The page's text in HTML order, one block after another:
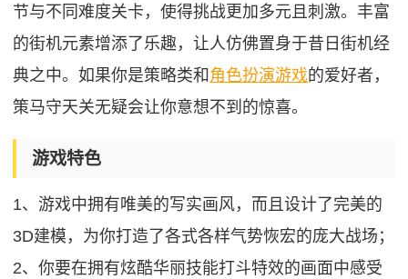
节与不同难度关卡，使得挑战更加多元且刺激。丰富
的街机元素增添了乐趣，让人仿佛置身于昔日街机经
典之中。如果你是策略类和 角色扮演游戏的爱好者，
策马守天关无疑会让你意想不到的惊喜。
游戏特色
1、游戏中拥有唯美的写实画风，而且设计了完美的
3D建模，为你打造了各式各样气势恢宏的庞大战场；
2、你要在拥有炫酷华丽技能打斗特效的画面中感受